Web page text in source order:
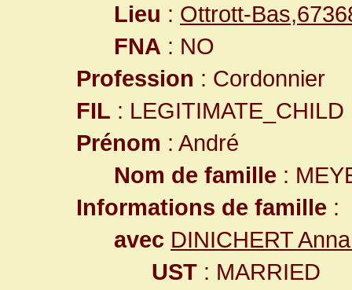
Lieu : Ottrott-
FNA : NO
Profession : Cordonnier
FIL : LEGITIMATE_CHILD
Prénom : André
Nom de famille :
Informations de famille :
avec DINICHERT
UST : MARRIED